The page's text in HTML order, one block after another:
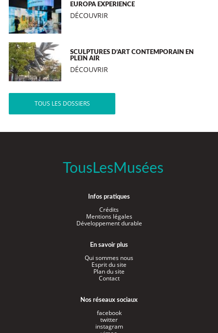
EUROPA EXPERIENCE
DÉCOUVRIR
SCULPTURES D’ART CONTEMPORAIN EN
PLEIN AIR
DÉCOUVRIR
TOUS LES DOSSIERS
TousLesMusées
Infos pratiques
Crédits
Mentions légales
Développement durable
En savoir plus
Qui sommes nous
Esprit du site
Plan du site
Contact
Nos réseaux sociaux
facebook
twitter
instagram